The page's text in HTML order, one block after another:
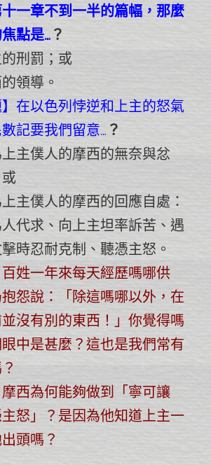
十一章不到一半的篇幅，那麼
點是…？
的刑罰；或
領導。
】在以色列悖逆和上主的怒氣
記要我們留意… ？
主僕人的摩西的無奈與忿
主僕人的摩西的回應自處：
代求、向上主坦率訴苦、遇
擊時忍耐克制、聽憑主怒。
百姓一年來每天經歷嗎哪供
怨說：「除這嗎哪以外，在
沒有別的東西！」你覺得嗎
中是甚麼？這也是我們常有
摩西為何能夠做到「寧可讓
怒」？是因為他知道上主一
頭嗎？